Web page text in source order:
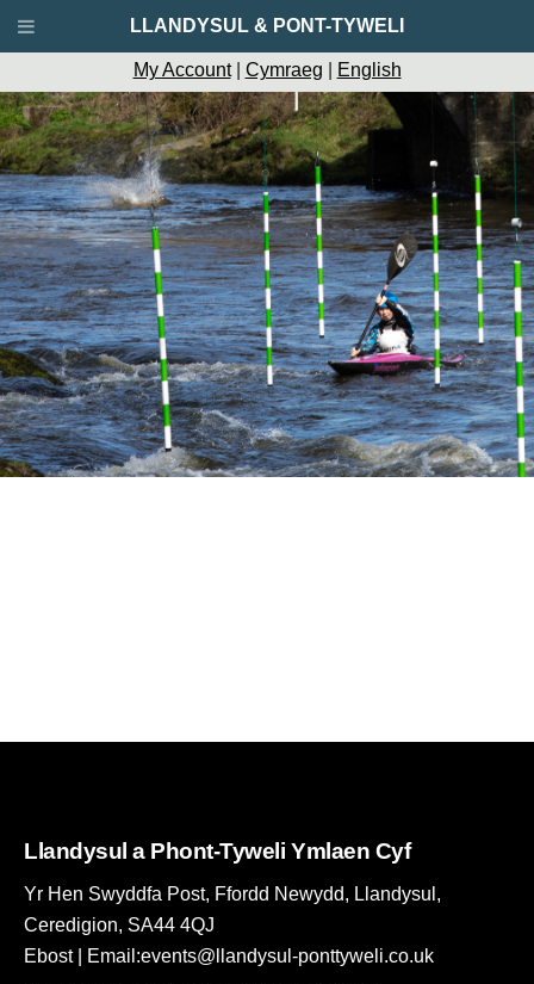
My Account| Cymraeg English
Llandysul a Phont-Tyweli Ymlaen Cyf
Yr Hen Swyddfa Post, Ffordd Newydd, Llandysul,
Ceredigion, SA44 4QJ
Ebost | Email:events@llandysul-ponttyweli.co.uk
LLANDYSUL & PONT-TYWELI